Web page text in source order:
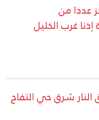
عددا من
غرب الخليل
شرق حي التفاح